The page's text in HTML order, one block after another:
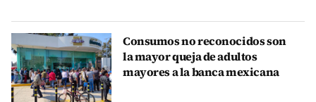
Consumos no reconocidos son
la mayor queja de adultos
mayores a la banca mexicana